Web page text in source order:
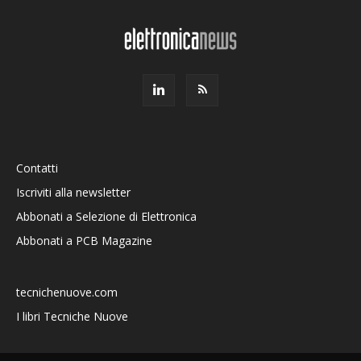
Contatti
Iscriviti alla newsletter
Abbonati a Selezione di Elettronica
Abbonati a PCB Magazine
tecnichenuove.com
I libri Tecniche Nuove